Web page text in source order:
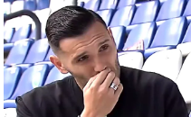
El Chiringuito